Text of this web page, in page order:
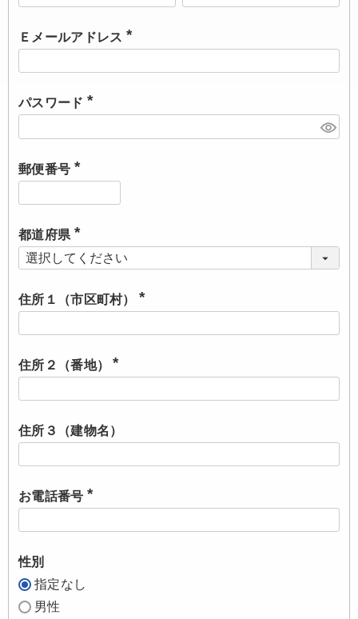
須
Ｅメールアドレス
(
須
パスワード
(
須
郵便番号
(
須
都道府県
(
必
須
住所１（市区町村）
(
須
住所２（番地）
(
須
住所３（建物名）
お電話番号
(
須
性別
指定なし
男性